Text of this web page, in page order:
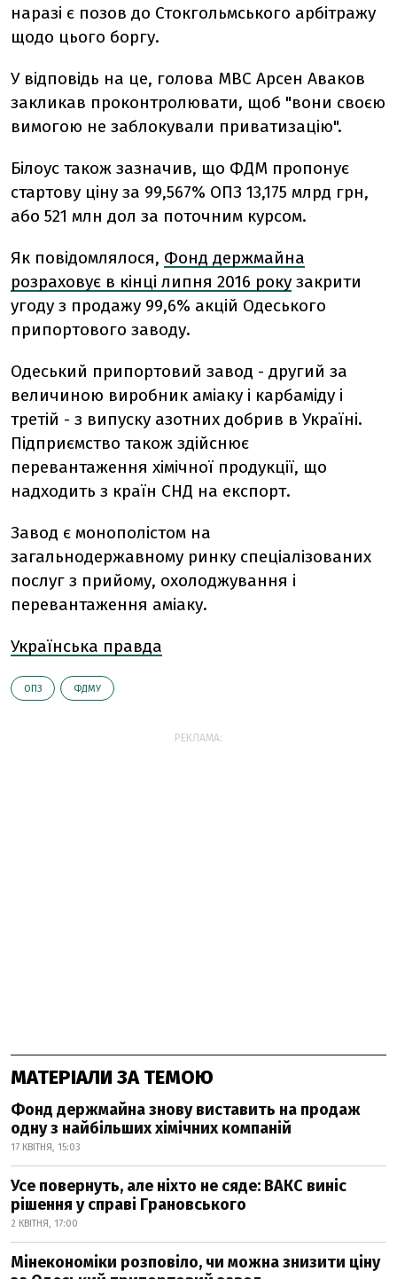
наразі є позов до Стокгольмського арбітражу
щодо цього боргу.
У відповідь на це, голова МВС Арсен Аваков
закликав проконтролювати, щоб "вони своєю
вимогою не заблокували приватизацію".
Білоус також зазначив, що ФДМ пропонує
стартову ціну за 99,567% ОПЗ 13,175 млрд грн,
або 521 млн дол за поточним курсом.
Як повідомлялося, Фонд держмайна
розраховує в кінці липня 2016 року закрити
угоду з продажу 99,6% акцій Одеського
припортового заводу.
Одеський припортовий завод - другий за
величиною виробник аміаку і карбаміду і
третій - з випуску азотних добрив в Україні.
Підприємство також здійснює
перевантаження хімічної продукції, що
надходить з країн СНД на експорт.
Завод є монополістом на
загальнодержавному ринку спеціалізованих
послуг з прийому, охолоджування і
перевантаження аміаку.
Українська правда
ОПЗ ФДМУ
РЕКЛАМА:
МАТЕРІАЛИ ЗА ТЕМОЮ
Фонд держмайна знову виставить на продаж
одну з найбільших хімічних компаній
17 КВІТНЯ, 15:03
Усе повернуть, але ніхто не сяде: ВАКС виніс
рішення у справі Грановського
2 КВІТНЯ, 17:00
Мінекономіки розповіло, чи можна знизити ціну